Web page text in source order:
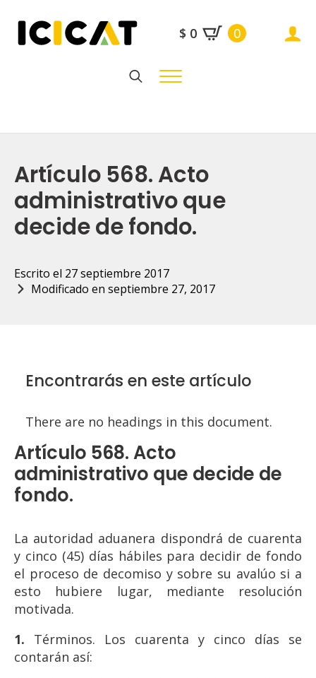
$ 0 0
Artículo 568. Acto
administrativo que
decide de fondo.
Escrito el 27 septiembre 2017
Modificado en septiembre 27, 2017
Encontrarás en este artículo
There are no headings in this document.
Artículo 568. Acto
administrativo que decide de
fondo.
La autoridad aduanera dispondrá de cuarenta
y cinco (45) días hábiles para decidir de fondo
el proceso de decomiso y sobre su avalúo si a
esto hubiere lugar, mediante resolución
motivada.
1. Términos. Los cuarenta y cinco días se
contarán así: